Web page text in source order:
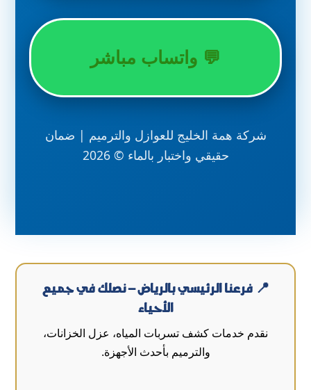
💬 واتساب مباشر
شركة همة الخليج للعوازل والترميم | ضمان
حقيقي واختبار بالماء © 2026
📍 فرعنا الرئيسي بالرياض – نصلك في جميع
الأحياء
نقدم خدمات كشف تسربات المياه، عزل الخزانات،
والترميم بأحدث الأجهزة.